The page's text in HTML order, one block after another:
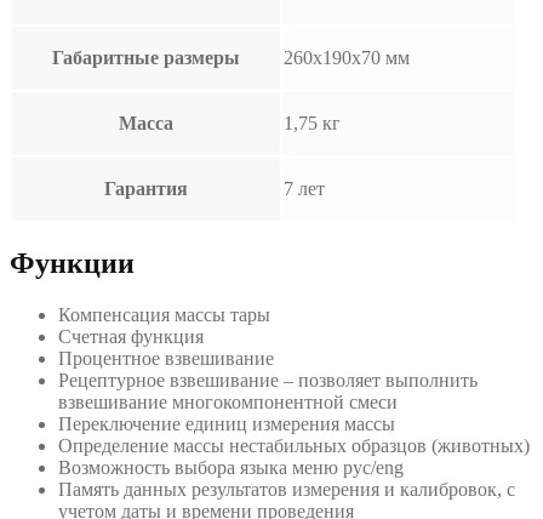
Габаритные размеры 260х190х70 мм
Масса 1,75 кг
Гарантия 7 лет
Функции
Компенсация массы тары
Счетная функция
Процентное взвешивание
Рецептурное взвешивание – позволяет выполнить
взвешивание многокомпонентной смеси
Переключение единиц измерения массы
Определение массы нестабильных образцов (животных)
Возможность выбора языка меню рус/eng
Память данных результатов измерения и калибровок, с
учетом даты и времени проведения